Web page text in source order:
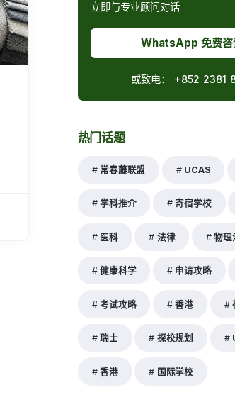
立即与专业顾问对话
WhatsApp 免费咨
或致电： +852 2381
热门话题
常春藤联盟 UCAS
学科推介 寄宿学校
医科 法律 物理
健康科学 申请攻略
考试攻略 香港
瑞士 探校规划
香港 国际学校